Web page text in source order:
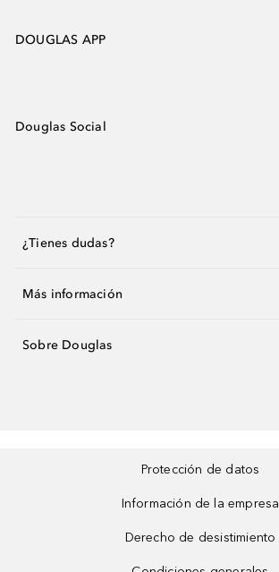
DOUGLAS APP
Douglas Social
¿Tienes dudas?
Más información
Sobre Douglas
Protección de datos
Información de la empresa
Derecho de desistimiento